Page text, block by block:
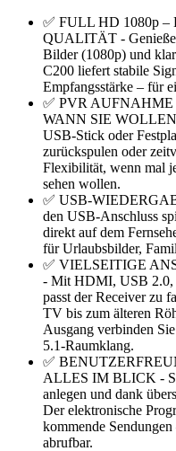
✅ FULL HD 1080p
QUALITÄT -
Bilder (1080p) und
C200 liefert stabile
Empfangsstärke – für
✅ PVR
WANN SIE WOLLEN
USB-Stick oder
zurückspulen oder
Flexibilität, wenn mal
sehen wollen.
✅ USB-
den USB-Anschluss
direkt auf dem
für Urlaubsbilder,
✅ VIELSEITIGE
- Mit HDMI, USB 2.0,
passt der Receiver zu
TV bis zum älteren
Ausgang verbinden
5.1-Raumklang.
✅
ALLES IM BLICK -
anlegen und dank
Der elektronische
kommende
abrufbar.